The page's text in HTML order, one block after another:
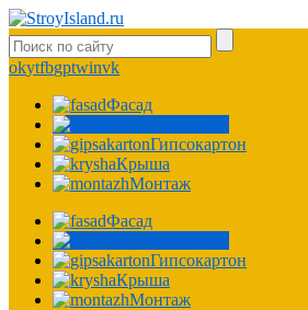
okytfbgptwinvk
Фасад
Гипсокартон
Крыша
Монтаж
Фасад
Гипсокартон
Крыша
Монтаж